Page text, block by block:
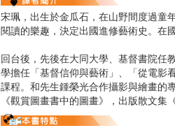
宋珮，出生於金瓜石，在山野間度過童
閱讀的樂趣，決定出國進修藝術史。在
回台後，先後在大同大學、基督書院任
學擔任「基督信仰與藝術」、「從電影
課程。和先生鍾榮光合作攝影與繪畫的
《觀賞圖畫書中的圖畫》，出版散文集